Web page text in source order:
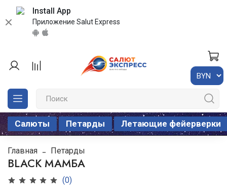
Install App
Приложение Salut Express
Салюты Петарды Летающие фейерверки
Главная Петарды
BLACK МАМБА
(0)